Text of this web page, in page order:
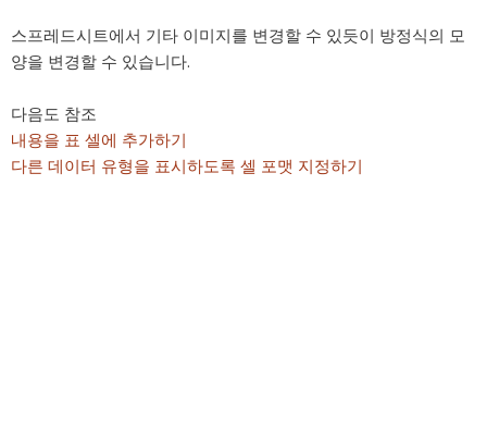
스프레드시트에서 기타 이미지를 변경할 수 있듯이 방정식의 모
양을 변경할 수 있습니다.
다음도 참조
내용을 표 셀에 추가하기
다른 데이터 유형을 표시하도록 셀 포맷 지정하기